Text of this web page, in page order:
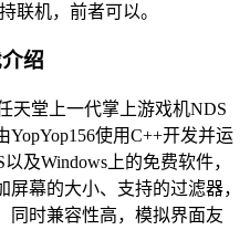
联机，前者可以。
绍
天堂上一代掌上游戏机NDS
YopYop156使用C++开发并运
及Windows上的免费软件，
屏幕的大小、支持的过滤器，
同时兼容性高，模拟界面友